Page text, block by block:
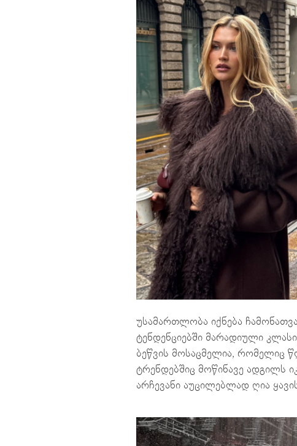
უსამართლობა იქნება
ტენდენციებში მარადიული
ბეწვის მოსაცმელია, რომელიც
ტრენდებშიც მოწინავე ადგილს
არჩევანი აუცილებლად ღია